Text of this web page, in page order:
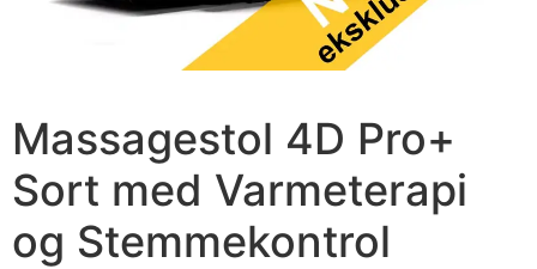
Massagestol 4D Pro+
Sort med Varmeterapi
og Stemmekontrol